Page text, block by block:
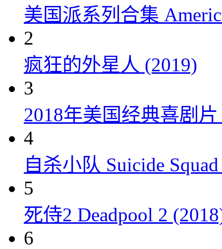
美国派系列合集
2
疯狂的外星人 (2019)
3
2018年美国经典喜剧
4
自杀小队 Suicide
5
死侍2 Deadpool 2
6